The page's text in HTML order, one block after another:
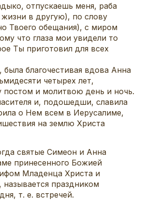
отпускаешь меня, раба
жизни в другую), по слову
Твоего обещания), с миром
что глаза мои увидели то
Ты приготовил для всех
благочестивая вдова Анна
четырех лет,
постом и молитвою день и ночь.
и, подошедши, славила
о Нем всем в Иерусалиме,
на землю Христа
святые Симеон и Анна
принесенного Божией
Младенца Христа и
называется праздником
т. е. встречей.